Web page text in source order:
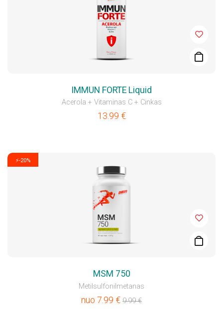
IMMUN FORTE Liquid
Acerola + Vitaminas C + Cinkas
13.99 €
⚡-20%
MSM 750
Metilsulfonilmetanas
nuo 7.99 € 9.99€